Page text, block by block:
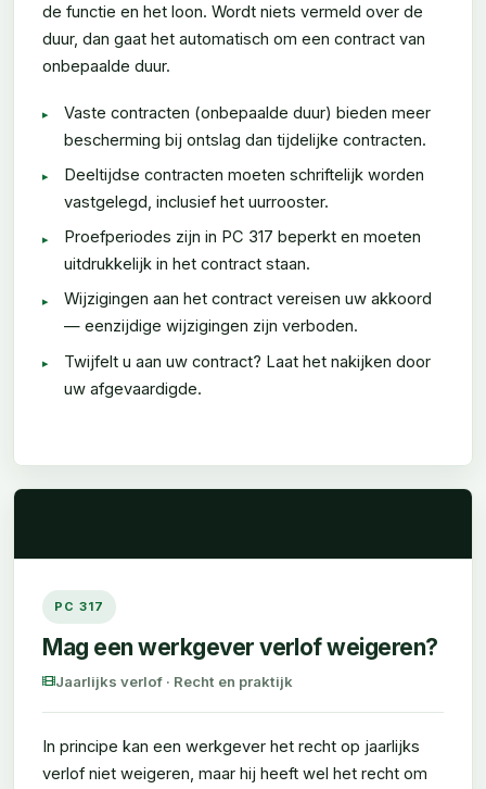
de functie en het loon. Wordt niets vermeld over de
duur, dan gaat het automatisch om een contract van
onbepaalde duur.
Vaste contracten (onbepaalde duur) bieden meer
bescherming bij ontslag dan tijdelijke contracten.
Deeltijdse contracten moeten schriftelijk worden
vastgelegd, inclusief het uurrooster.
Proefperiodes zijn in PC 317 beperkt en moeten
uitdrukkelijk in het contract staan.
Wijzigingen aan het contract vereisen uw akkoord
— eenzijdige wijzigingen zijn verboden.
Twijfelt u aan uw contract? Laat het nakijken door
uw afgevaardigde.
PC 317
Mag een werkgever verlof weigeren?
Jaarlijks verlof · Recht en praktijk
In principe kan een werkgever het recht op jaarlijks
verlof niet weigeren, maar hij heeft wel het recht om